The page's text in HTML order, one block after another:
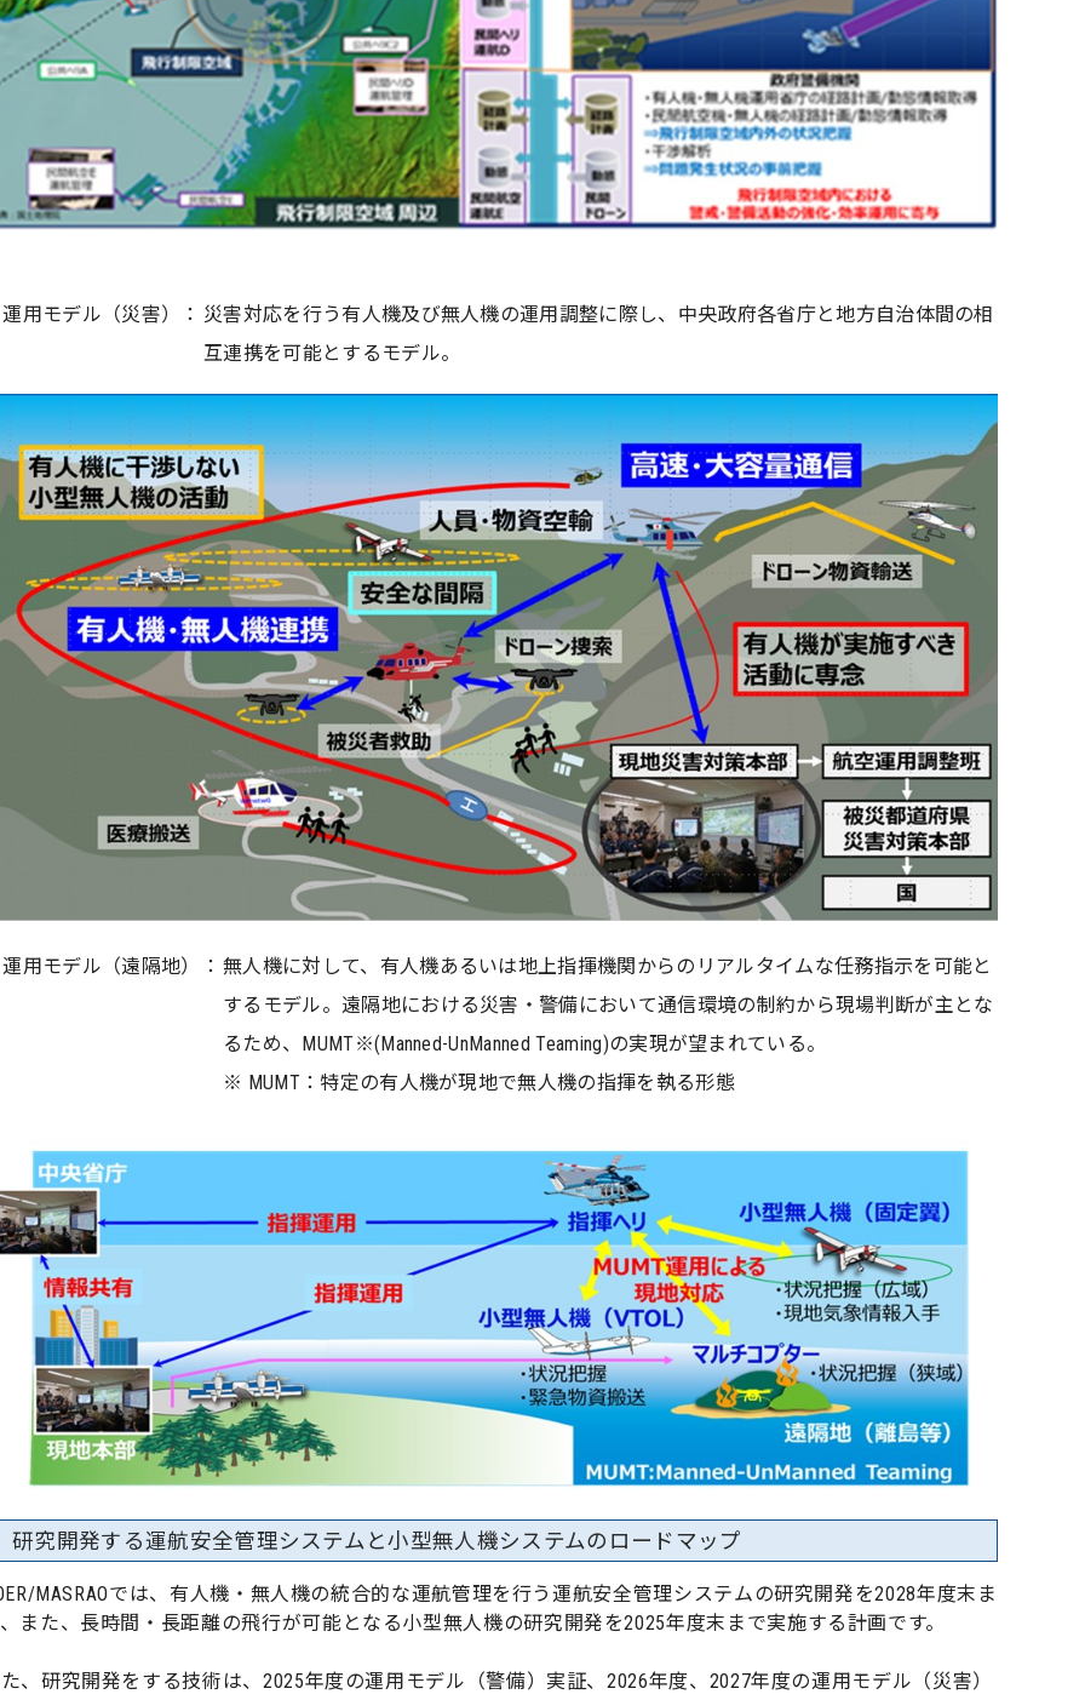
用モデル（災害）： 災害対応を行う有人機及び無人機の運用調整に際し、中央政府各省庁と地方自治体間の相
互連携を可能とするモデル。
用モデル（遠隔地）： 無人機に対して、有人機あるいは地上指揮機関からのリアルタイムな任務指示を可能と
するモデル。遠隔地における災害・警備において通信環境の制約から現場判断が主とな
るため、MUMT※(Manned-UnManned Teaming)の実現が望まれている。
※ MUMT：特定の有人機が現地で無人機の指揮を執る形態
研究開発する運航安全管理システムと小型無人機システムのロードマップ
MASRAOでは、有人機・無人機の統合的な運航管理を行う運航安全管理システムの研究開発を2028年度末ま
また、長時間・長距離の飛行が可能となる小型無人機の研究開発を2025年度末まで実施する計画です。
、研究開発をする技術は、2025年度の運用モデル（警備）実証、2026年度、2027年度の運用モデル（災害）